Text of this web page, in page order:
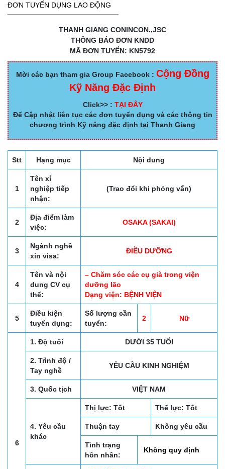
ĐƠN TUYỂN DỤNG LAO ĐỘNG
THANH GIANG CONINCON.,JSC
THÔNG BÁO ĐƠN KNDD
MÃ ĐƠN TUYỂN: KN5792
Mời các bạn tham gia Group Facebook : Cộng Đồng
Kỹ Năng Đặc Định
Click>> : TẠI ĐÂY
Để Cập nhật liên tục các đơn tuyển dụng và các thông tin
chương trình Kỹ năng đặc định tại Thanh Giang
Stt Hạng mục Nội dung
1
Tên xí
nghiệp tiếp
nhận:
(Trao đổi khi phỏng vấn)
2
Địa điểm làm
việc:
OSAKA (SAKAI)
3
Ngành nghề
xin visa:
ĐIỀU DƯỠNG
4
Tên và nội
dung CV cụ
thể:
– Chăm sóc các cụ già trong viện
dưỡng lão
Dạng viện: BỆNH VIỆN
5
Điều kiện
tuyển dụng:
Số lượng cần
tuyển:
2 Nữ
6
1. Độ tuổi DƯỚI 35 TUỔI
2. Trình độ /
Tay nghề
YÊU CẦU KINH NGHIỆM
3. Quốc tịch VIỆT NAM
4. Yêu cầu
khác
Thị lực: Tốt Thể lực: Tốt
Thuận tay Không yêu cầu
Tình trạng
hôn nhân:
Không quy định